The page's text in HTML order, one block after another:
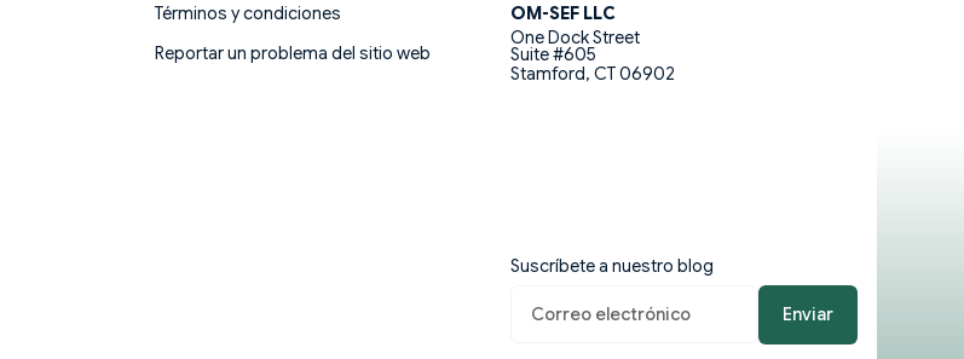
Términos y condiciones
Reportar un problema del sitio web
OM-SEF LLC
One Dock Street
Suite #605
Stamford, CT 06902
Suscríbete a nuestro blog